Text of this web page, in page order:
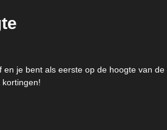
en je bent als eerste op de hoogte van de